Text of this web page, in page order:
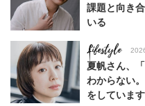
課題と向き
いる
Lifestyle
夏帆さん、
わからない
をしています